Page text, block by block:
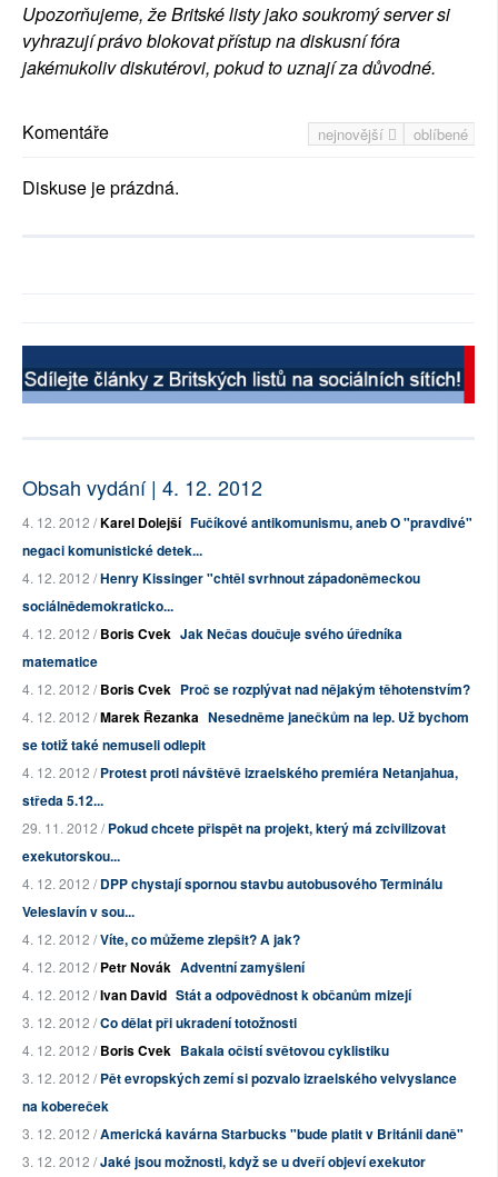
Upozorňujeme, že Britské listy jako soukromý server si
vyhrazují právo blokovat přístup na diskusní fóra
jakémukoliv diskutérovi, pokud to uznají za důvodné.
nejnovější oblíbené
Komentáře
Diskuse je prázdná.
Obsah vydání | 4. 12. 2012
4. 12. 2012 /Karel Dolejší Fučíkové antikomunismu, aneb O "pravdivé"
negaci komunistické detek...
4. 12. 2012 /Henry Kissinger "chtěl svrhnout západoněmeckou
sociálnědemokraticko...
4. 12. 2012 /Boris Cvek Jak Nečas doučuje svého úředníka
matematice
4. 12. 2012 /Boris Cvek Proč se rozplývat nad nějakým těhotenstvím?
4. 12. 2012 /Marek Řezanka Nesedněme janečkům na lep. Už bychom
se totiž také nemuseli odlepit
4. 12. 2012 /Protest proti návštěvě izraelského premiéra Netanjahua,
středa 5.12...
29. 11. 2012 /Pokud chcete přispět na projekt, který má zcivilizovat
exekutorskou...
4. 12. 2012 /DPP chystají spornou stavbu autobusového Terminálu
Veleslavín v sou...
4. 12. 2012 /Víte, co můžeme zlepšit? A jak?
4. 12. 2012 /Petr Novák Adventní zamyšlení
4. 12. 2012 /Ivan David Stát a odpovědnost k občanům mizejí
3. 12. 2012 /Co dělat při ukradení totožnosti
4. 12. 2012 /Boris Cvek Bakala očistí světovou cyklistiku
3. 12. 2012 /Pět evropských zemí si pozvalo izraelského velvyslance
na kobereček
3. 12. 2012 /Americká kavárna Starbucks "bude platit v Británii daně"
3. 12. 2012 /Jaké jsou možnosti, když se u dveří objeví exekutor